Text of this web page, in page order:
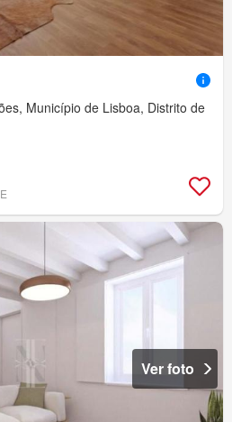
Município de Lisboa, Distrito de
Ver foto